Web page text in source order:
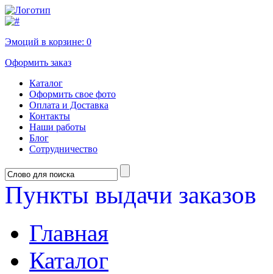
Эмоций в корзине: 0
Оформить заказ
Каталог
Оформить свое фото
Оплата и Доставка
Контакты
Наши работы
Блог
Сотрудничество
Пункты выдачи заказов
Главная
Каталог